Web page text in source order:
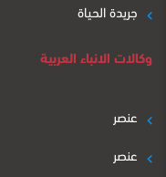
جريدة الحياة
وكالات الانباء العربية
عنصر
عنصر